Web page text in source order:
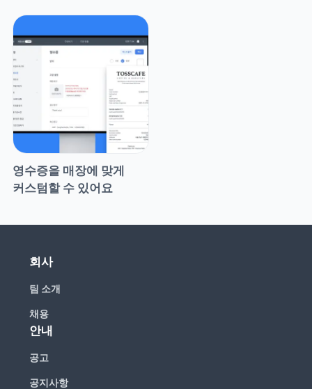
영수증을 매장에 맞게
커스텀할 수 있어요
회사
팀 소개
채용
안내
공고
공지사항